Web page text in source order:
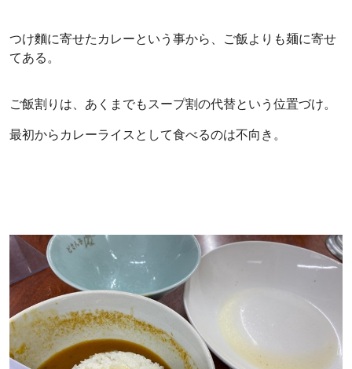
つけ麵に寄せたカレーという事から、ご飯よりも麺に寄せ
てある。
ご飯割りは、あくまでもスープ割の代替という位置づけ。
最初からカレーライスとして食べるのは不向き。